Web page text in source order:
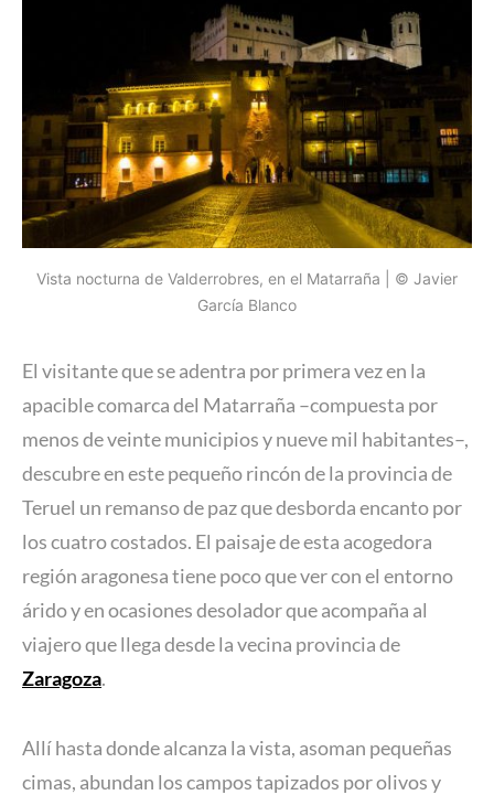
Vista nocturna de Valderrobres, en el Matarraña | © Javier
García Blanco
El visitante que se adentra por primera vez en la
apacible comarca del Matarraña –compuesta por
menos de veinte municipios y nueve mil habitantes–,
descubre en este pequeño rincón de la provincia de
Teruel un remanso de paz que desborda encanto por
los cuatro costados. El paisaje de esta acogedora
región aragonesa tiene poco que ver con el entorno
árido y en ocasiones desolador que acompaña al
viajero que llega desde la vecina provincia de
Zaragoza.
Allí hasta donde alcanza la vista, asoman pequeñas
cimas, abundan los campos tapizados por olivos y